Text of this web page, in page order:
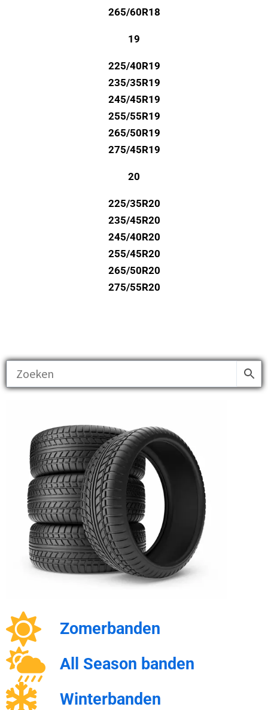
265/60R18
19
225/40R19
235/35R19
245/45R19
255/55R19
265/50R19
275/45R19
20
225/35R20
235/45R20
245/40R20
255/45R20
265/50R20
275/55R20
Zomerbanden
All Season banden
Winterbanden